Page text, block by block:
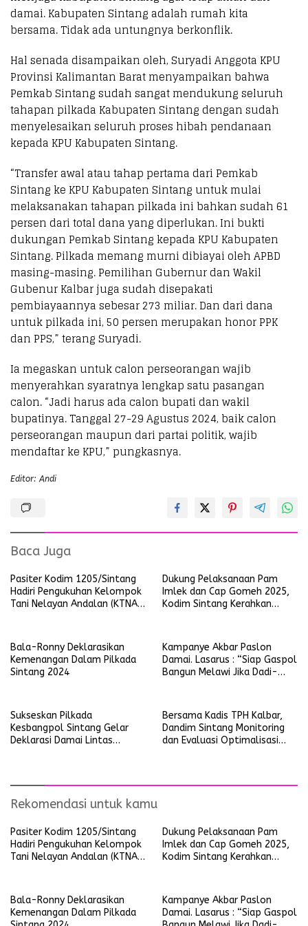
damai. Kabupaten Sintang adalah rumah kita
bersama. Tidak ada untungnya berkonflik.
Hal senada disampaikan oleh, Suryadi Anggota KPU
Provinsi Kalimantan Barat menyampaikan bahwa
Pemkab Sintang sudah sangat mendukung seluruh
tahapan pilkada Kabupaten Sintang dengan sudah
menyelesaikan seluruh proses hibah pendanaan
kepada KPU Kabupaten Sintang.
“Transfer awal atau tahap pertama dari Pemkab
Sintang ke KPU Kabupaten Sintang untuk mulai
melaksanakan tahapan pilkada ini bahkan sudah 61
persen dari total dana yang diperlukan. Ini bukti
dukungan Pemkab Sintang kepada KPU Kabupaten
Sintang. Pilkada memang murni dibiayai oleh APBD
masing-masing. Pemilihan Gubernur dan Wakil
Gubenur Kalbar juga sudah disepakati
pembiayaannya sebesar 273 miliar. Dan dari dana
untuk pilkada ini, 50 persen merupakan honor PPK
dan PPS,” terang Suryadi.
Ia megaskan untuk calon perseorangan wajib
menyerahkan syaratnya lengkap satu pasangan
calon. “Jadi harus ada calon bupati dan wakil
bupatinya. Tanggal 27-29 Agustus 2024, baik calon
perseorangan maupun dari partai politik, wajib
mendaftar ke KPU,” pungkasnya.
Editor: Andi
Baca Juga
Pasiter Kodim 1205/Sintang
Hadiri Pengukuhan Kelompok
Tani Nelayan Andalan (KTNA)
Dukung Pelaksanaan Pam
Imlek dan Cap Gomeh 2025,
Kodim Sintang Kerahkan
Bala-Ronny Deklarasikan
Kemenangan Dalam Pilkada
Sintang 2024
Kampanye Akbar Paslon
Damai. Lasarus : “Siap Gaspol
Bangun Melawi Jika Dadi-
Sukseskan Pilkada
Kesbangpol Sintang Gelar
Deklarasi Damai Lintas
Bersama Kadis TPH Kalbar,
Dandim Sintang Monitoring
dan Evaluasi Optimalisasi
Rekomendasi untuk kamu
Pasiter Kodim 1205/Sintang
Hadiri Pengukuhan Kelompok
Tani Nelayan Andalan (KTNA)
Dukung Pelaksanaan Pam
Imlek dan Cap Gomeh 2025,
Kodim Sintang Kerahkan
Bala-Ronny Deklarasikan
Kemenangan Dalam Pilkada
Kampanye Akbar Paslon
Damai. Lasarus : “Siap Gaspol